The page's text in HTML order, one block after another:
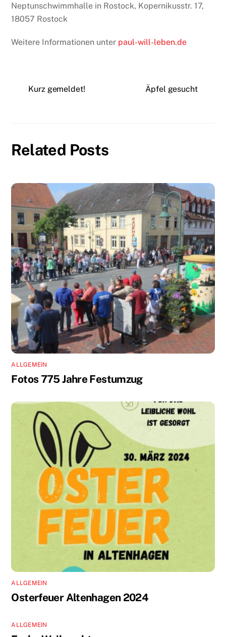
Neptunschwimmhalle in Rostock, Kopernikusstr. 17,
18057 Rostock
Weitere Informationen unter paul-will-leben.de
Kurz gemeldet! Äpfel gesucht
Related Posts
ALLGEMEIN
Fotos 775 Jahre Festumzug
ALLGEMEIN
Osterfeuer Altenhagen 2024
ALLGEMEIN